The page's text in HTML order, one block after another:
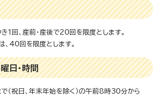
1回、産前・産後で20回を限度とします。
、40回を限度とします。
日・時間
（祝日、年末年始を除く）の午前8時30分から